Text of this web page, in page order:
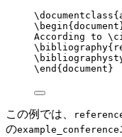
\documentclass{
\begin{ document
According to
\bibliography
\end { document }
この例では、
のexample_conference